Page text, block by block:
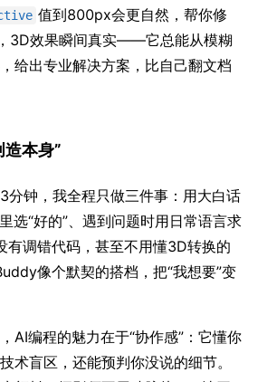
值到800px会更自然，帮你修
3D效果瞬间真实——它总能从模糊
给出专业解决方案，比自己翻文档
本身”
分钟，我全程只做三件事：用大白话
选“好的”、遇到问题时用日常语言求
有调错代码，甚至不用懂3D转换的
像个默契的搭档，把“我想要”变
AI编程的魅力在于“协作感”：它懂你
术盲区，还能预判你没说的细节。